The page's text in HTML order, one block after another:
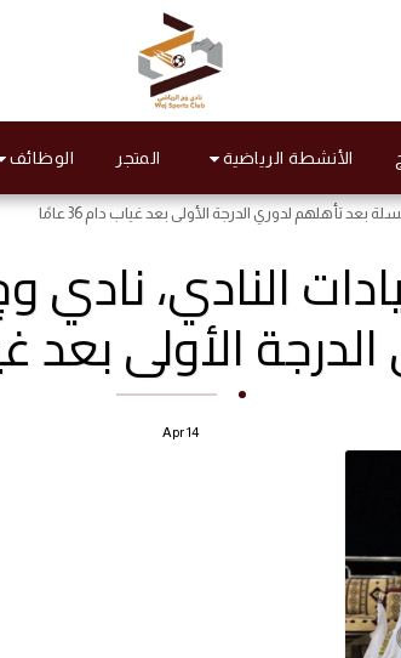
الأنشطة الرياضية المتجر الوظائف
تأهلهم لدوري الدرجة الأولى بعد غياب دام 36 عامًا
النادي، نادي
الأولى بعد غياب
14
Apr